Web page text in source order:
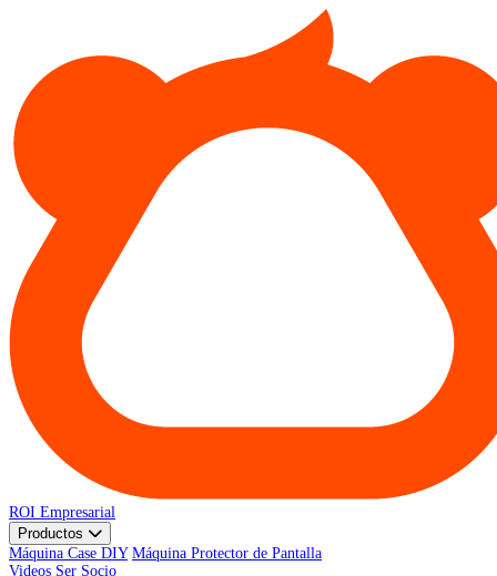
ROI Empresarial
Productos
Máquina Case DIY Máquina Protector de Pantalla
Videos Ser Socio